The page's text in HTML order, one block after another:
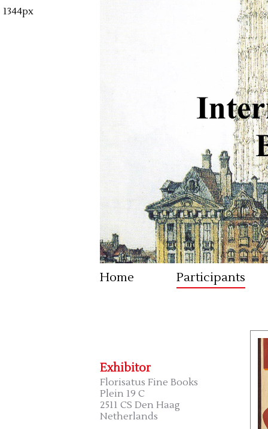
Home Participants
Exhibitor
Florisatus Fine Books
Plein 19 C
2511 CS Den Haag
Netherlands
1344px